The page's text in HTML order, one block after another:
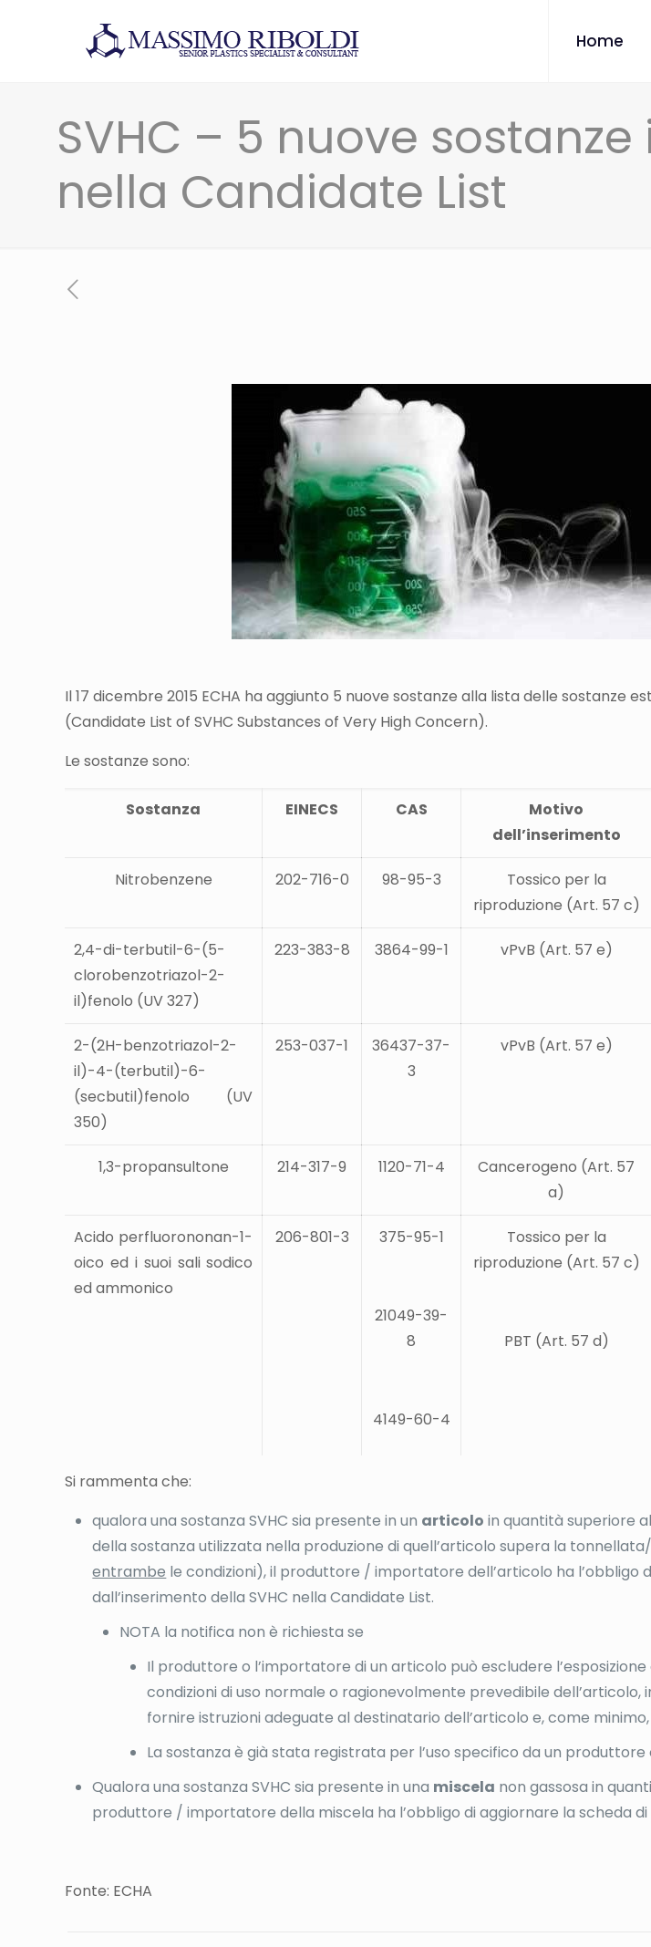
Home
SVHC – 5 nuove
nella Candidate List
Il 17 dicembre 2015 ECHA ha aggiunto 5 nuove sostanze alla lista delle sostanze
(Candidate List of SVHC Substances of Very High Concern).
Le sostanze sono:
Sostanza EINECS CAS
Motivo
dell’inserimento
Nitrobenzene 202-716-0 98-95-3
Tossico per la
riproduzione (Art. 57 c)
2,4-di-terbutil-6-(5-
clorobenzotriazol-2-
il)fenolo (UV 327)
223-383-8 3864-99-1 vPvB (Art. 57 e)
2-(2H-benzotriazol-2-
il)-4-(terbutil)-6-
(secbutil)fenolo (UV
350)
253-037-1
36437-37-
3
vPvB (Art. 57 e)
1,3-propansultone 214-317-9 1120-71-4
Cancerogeno (Art. 57
a)
Acido perfluorononan-1-
oico ed i suoi sali sodico
ed ammonico
206-801-3 375-95-1
21049-39-
8
4149-60-4
Tossico per la
riproduzione (Art. 57 c)
PBT (Art. 57 d)
Si rammenta che:
qualora una sostanza SVHC sia presente in un articolo in quantità superiore
della sostanza utilizzata nella produzione di quell’articolo supera la
entrambe le condizioni), il produttore / importatore dell’articolo ha l’obbligo
dall’inserimento della SVHC nella Candidate List.
NOTA la notifica non è richiesta se
Il produttore o l’importatore di un articolo può escludere l’esposizione
condizioni di uso normale o ragionevolmente prevedibile dell’articolo,
fornire istruzioni adeguate al destinatario dell’articolo e, come
La sostanza è già stata registrata per l’uso specifico da un
Qualora una sostanza SVHC sia presente in una miscela non gassosa in
produttore / importatore della miscela ha l’obbligo di aggiornare la scheda di
Fonte: ECHA